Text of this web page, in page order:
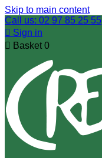
Skip to main content
Call us: 02 97 85 25 55
 Sign in
 Basket 0